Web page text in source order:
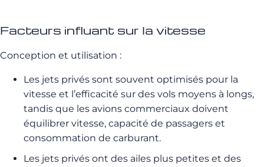
Facteurs influant sur la vitesse
Conception et utilisation :
Les jets privés sont souvent optimisés pour la
vitesse et l’efficacité sur des vols moyens à longs,
tandis que les avions commerciaux doivent
équilibrer vitesse, capacité de passagers et
consommation de carburant.
Les jets privés ont des ailes plus petites et des